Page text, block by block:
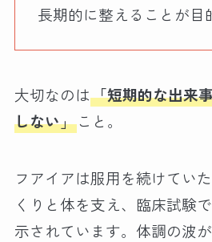
長期的に整えることが目
大切なのは「短期的な出来
しない」こと。
フアイアは服用を続けてい
くりと体を支え、臨床試験
示されています。体調の波